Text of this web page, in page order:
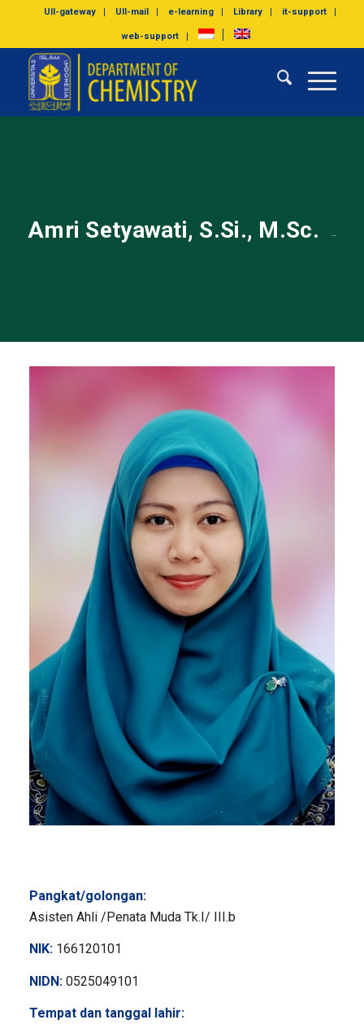
UII-gateway UII-mail e-learning Library it-support
web-support
Amri Setyawati, S.Si., M.Sc.
Pangkat/golongan:
Asisten Ahli /Penata Muda Tk.I/ III.b
NIK:166120101
NIDN:0525049101
Tempat dan tanggal lahir: